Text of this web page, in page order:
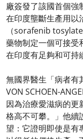
廠簽發了該國首個強
在印度壟斷生產用以
（sorafenib
藥物制定一個可接受
在印度有足夠和可持
無國界醫生「病者有
VON SCHOEN-
因為治療愛滋病的更
格高不可攀。」他續
望：它證明即使是有